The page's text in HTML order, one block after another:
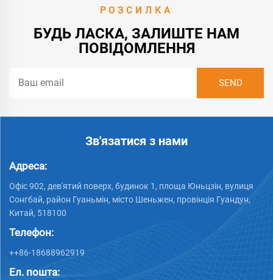
РОЗСИЛКА
БУДЬ ЛАСКА, ЗАЛИШТЕ НАМ
ПОВІДОМЛЕННЯ
Зв'язатися з нами
Адреса:
Офіс 902, дев'ятий поверх, будинок 1, площа Юньцзін, вулиця
Сонгбай, район Гуаньмін, місто Шеньжен, провінція Гуандун,
Китай, 518100
Телефон:
++86-18688962919
Ел. пошта: